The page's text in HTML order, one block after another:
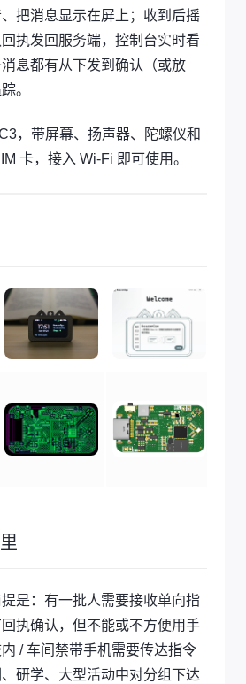
把消息显示在屏上；收到后摇
执发回服务端，控制台实时看
息都有从下发到确认（或放
。
，带屏幕、扬声器、陀螺仪和
卡，接入 Wi-Fi 即可使用。
是：有一批人需要接收单向指
执确认，但不能或不方便用手
/ 车间禁带手机需要传达指令
研学、大型活动中对分组下达